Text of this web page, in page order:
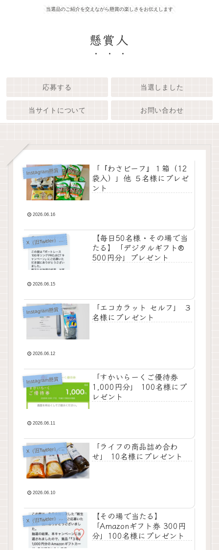
当選品のご紹介を交えながら懸賞の楽しさをお伝えします
懸賞人
応募する 当選しました
当サイトについて お問い合わせ
Instagram懸賞
「『わさビーフ』１箱（12
袋入）」他 ５名様にプレゼ
ント
2026.06.16
X
【毎日50名様・その場で当
たる】「デジタルギフト®
500円分」プレゼント
2026.06.15
Instagram懸賞
「エコカラット セルフ」 ３
名様にプレゼント
2026.06.12
Instagram懸賞
「すかいらーくご優待券
1,000円分」 100名様にプ
レゼント
2026.06.11
X
「ライフの商品詰め合わ
せ」 10名様にプレゼント
2026.06.10
X
【その場で当たる】
「Amazonギフト券 300円
分」100名様にプレゼント